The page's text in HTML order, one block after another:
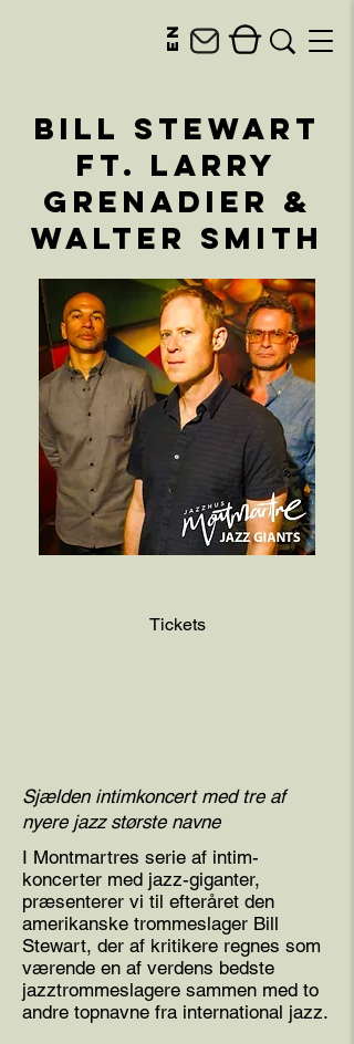
en
Bill Stewart
ft. Larry
Grenadier &
Walter Smith
Tickets
Sjælden intimkoncert med tre af
nyere jazz største navne
I Montmartres serie af intim-
koncerter med jazz-giganter,
præsenterer vi til efteråret den
amerikanske trommeslager Bill
Stewart, der af kritikere regnes som
værende en af verdens bedste
jazztrommeslagere sammen med to
andre topnavne fra international jazz.